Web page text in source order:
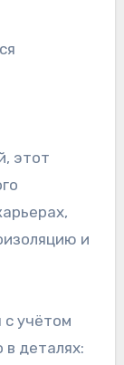
этот
и
с учётом
деталях: